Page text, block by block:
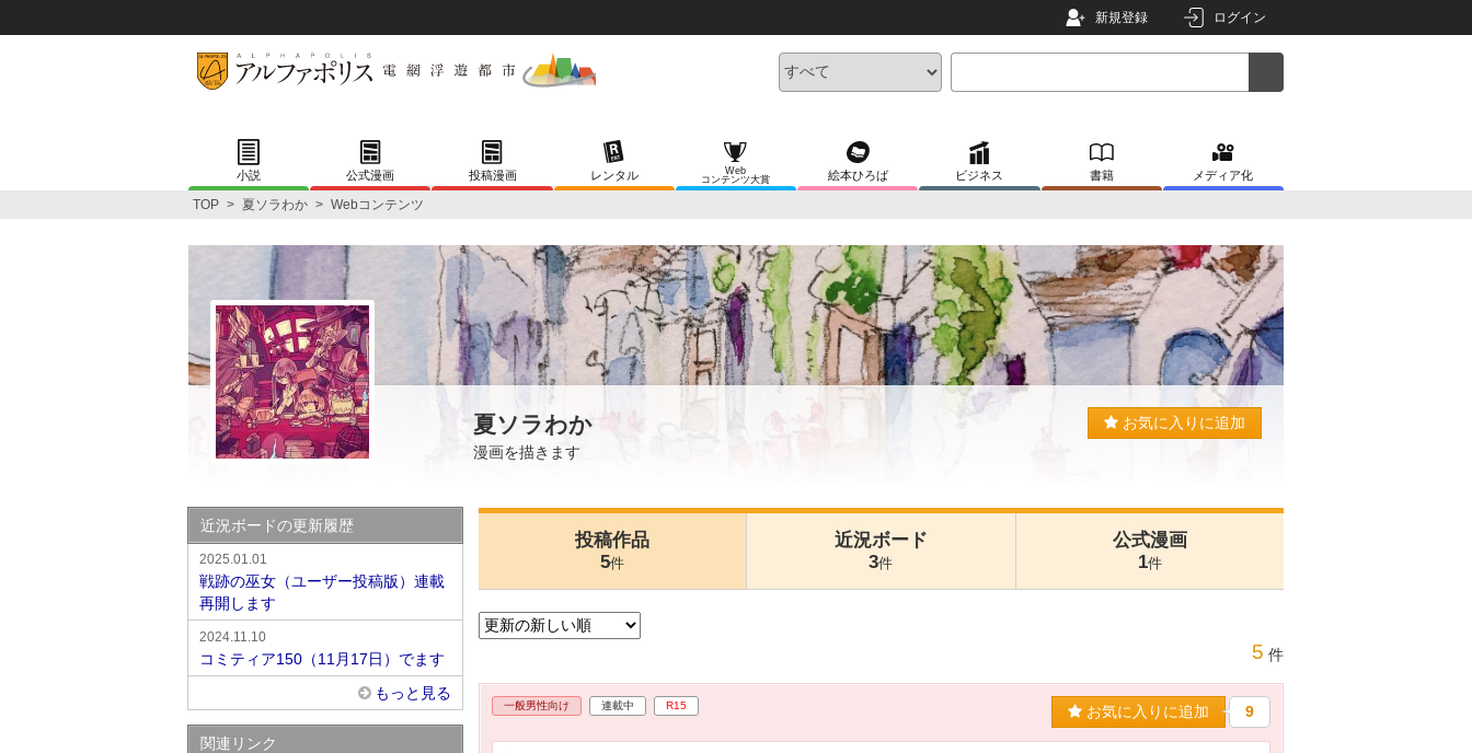
新規登録 ログイン
小説 公式漫画 投稿漫画 レンタル
Web
コンテンツ大賞
絵本ひろば ビジネス 書籍 メディア化
TOP > 夏ソラわか > Webコンテンツ
夏ソラわか
漫画を描きます
お気に入りに追加
投稿作品
5件
近況ボード
3件
公式漫画
1件
5 件
一般男性向け 連載中 R15 お気に入りに追加 9
近況ボードの更新履歴
2025.01.01
戦跡の巫女（ユーザー投稿版）連載
再開します
2024.11.10
コミティア150（11月17日）でます
もっと見る
関連リンク